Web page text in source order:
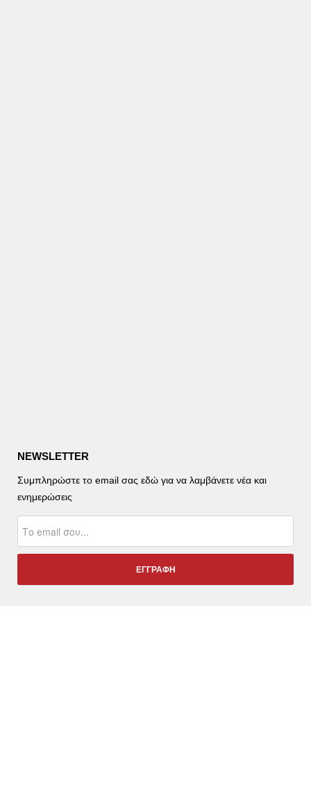
NEWSLETTER
Συμπληρώστε το email σας εδώ για να λαμβάνετε νέα και
ενημερώσεις